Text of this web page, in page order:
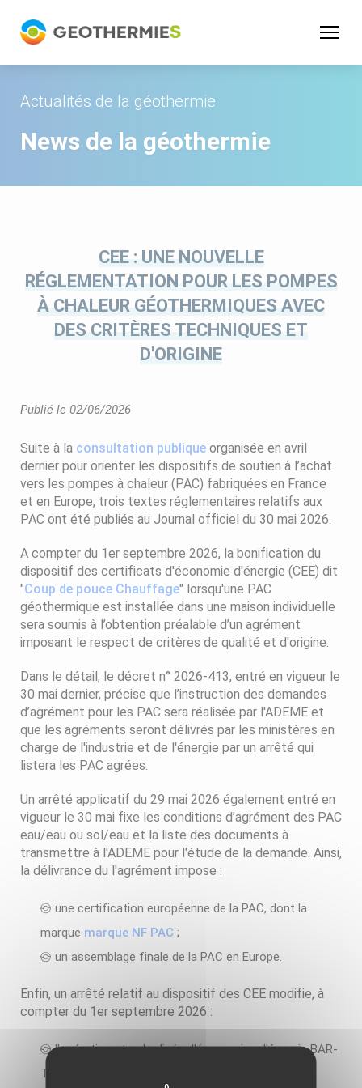
Actualités de la géothermie
News de la géothermie
CEE : UNE NOUVELLE
RÉGLEMENTATION POUR LES POMPES
À CHALEUR GÉOTHERMIQUES AVEC
DES CRITÈRES TECHNIQUES ET
D'ORIGINE
Publié le 02/06/2026
Suite à la consultation publique organisée en avril
dernier pour orienter les dispositifs de soutien à l’achat
vers les pompes à chaleur (PAC) fabriquées en France
et en Europe, trois textes réglementaires relatifs aux
PAC ont été publiés au Journal officiel du 30 mai 2026.
A compter du 1er septembre 2026, la bonification du
dispositif des certificats d'économie d'énergie (CEE) dit
"Coup de pouce Chauffage" lorsqu'une PAC
géothermique est installée dans une maison individuelle
sera soumis à l’obtention préalable d’un agrément
imposant le respect de critères de qualité et d'origine.
Dans le détail, le décret n° 2026-413, entré en vigueur le
30 mai dernier, précise que l’instruction des demandes
d’agrément pour les PAC sera réalisée par l'ADEME et
que les agréments seront délivrés par les ministères en
charge de l'industrie et de l'énergie par un arrêté qui
listera les PAC agrées.
Un arrêté applicatif du 29 mai 2026 également entré en
vigueur le 30 mai fixe les conditions d’agrément des PAC
eau/eau ou sol/eau et la liste des documents à
transmettre à l'ADEME pour l'étude de la demande. Ainsi,
la délivrance du l'agrément impose :
une certification européenne de la PAC, dont la
marque marque NF PAC ;
un assemblage finale de la PAC en Europe.
Enfin, un arrêté relatif au dispositif des CEE modifie, à
compter du 1er septembre 2026 :
l'opération standardisée d'économies d'énergie BAR-
TH-172 "Pompe à chaleur de type eau/eau ou eau